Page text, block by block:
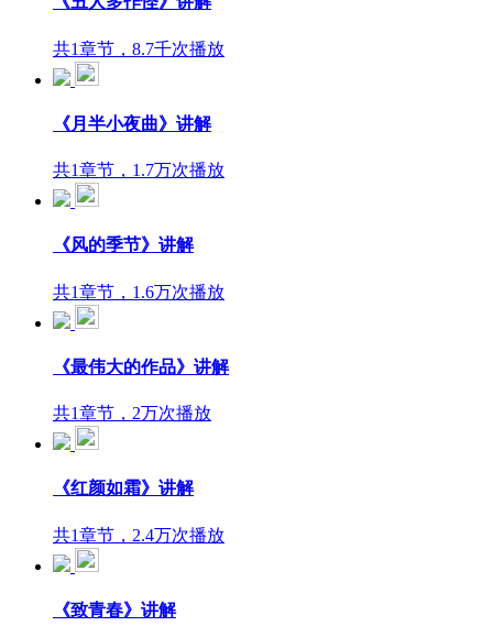
共1章节，8.7千次播放
《月半小夜曲》讲解
共1章节，1.7万次播放
《风的季节》讲解
共1章节，1.6万次播放
《最伟大的作品》讲解
共1章节，2万次播放
《红颜如霜》讲解
共1章节，2.4万次播放
《致青春》讲解